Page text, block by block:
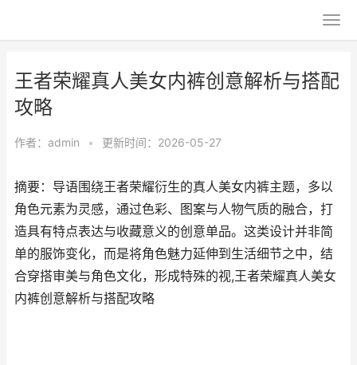
王者荣耀真人美女内裤创意解析与搭配
攻略
作者： admin • 更新时间：2026-05-27
摘要：导语围绕王者荣耀衍生的真人美女内裤主题，多以
角色元素为灵感，通过色彩、图案与人物气质的融合，打
造具有特点表达与收藏意义的创意单品。这类设计并非简
单的服饰变化，而是将角色魅力延伸到生活细节之中，结
合穿搭审美与角色文化，形成特殊的视,王者荣耀真人美女
内裤创意解析与搭配攻略